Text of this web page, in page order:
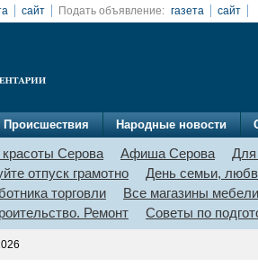
сайт Подать объявление: газета сайт
Происшествия Народные новости
Серова Афиша Серова
Для
отпуск грамотно
День семьи,
торговли
Все магазины мебели
Ремонт
Советы по